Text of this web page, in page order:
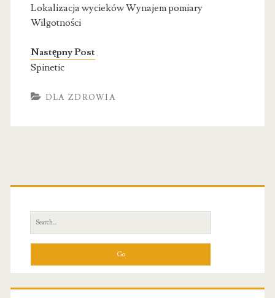
Lokalizacja wycieków Wynajem pomiary
Wilgotności
Następny Post
Spinetic
DLA ZDROWIA
Primary
Sidebar
Search
for: